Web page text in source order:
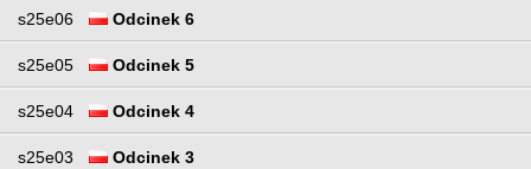
s25e06 Odcinek 6
s25e05 Odcinek 5
s25e04 Odcinek 4
s25e03 Odcinek 3